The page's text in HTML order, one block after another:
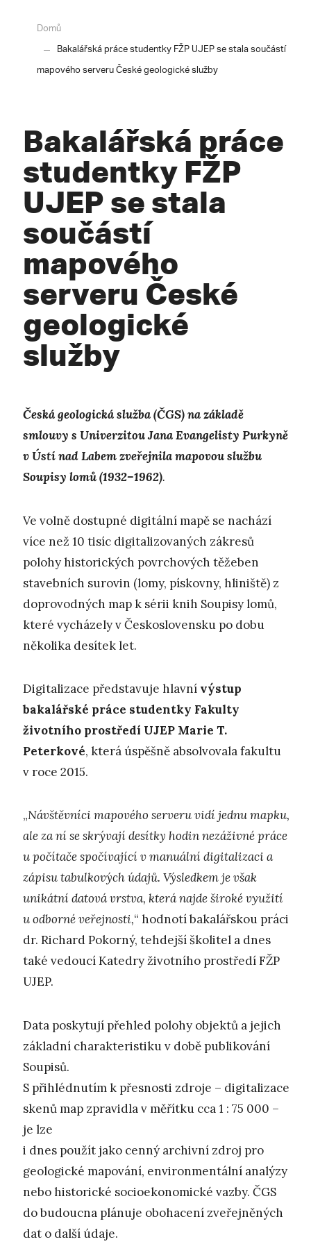
Domů
Bakalářská práce studentky FŽP UJEP se stala součástí
mapového serveru České geologické služby
Bakalářská práce
studentky FŽP
UJEP se stala
součástí
mapového
serveru České
geologické
služby
Česká geologická služba (ČGS) na základě
smlouvy s Univerzitou Jana Evangelisty Purkyně
v Ústí nad Labem zveřejnila mapovou službu
Soupisy lomů (1932–1962).
Ve volně dostupné digitální mapě se nachází
více než 10 tisíc digitalizovaných zákresů
polohy historických povrchových těžeben
stavebních surovin (lomy, pískovny, hliniště) z
doprovodných map k sérii knih Soupisy lomů,
které vycházely v Československu po dobu
několika desítek let.
Digitalizace představuje hlavní výstup
bakalářské práce studentky Fakulty
životního prostředí UJEP Marie T.
Peterkové, která úspěšně absolvovala fakultu
v roce 2015.
„Návštěvníci mapového serveru vidí jednu mapku,
ale za ní se skrývají desítky hodin nezáživné práce
u počítače spočívající v manuální digitalizaci a
zápisu tabulkových údajů. Výsledkem je však
unikátní datová vrstva, která najde široké využití
u odborné veřejnosti,“ hodnotí bakalářskou práci
dr. Richard Pokorný, tehdejší školitel a dnes
také vedoucí Katedry životního prostředí FŽP
UJEP.
Data poskytují přehled polohy objektů a jejich
základní charakteristiku v době publikování
Soupisů.
S přihlédnutím k přesnosti zdroje – digitalizace
skenů map zpravidla v měřítku cca 1 : 75 000 –
je lze
i dnes použít jako cenný archivní zdroj pro
geologické mapování, environmentální analýzy
nebo historické socioekonomické vazby. ČGS
do budoucna plánuje obohacení zveřejněných
dat o další údaje.